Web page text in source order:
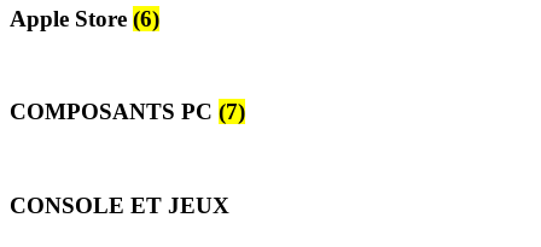
Apple Store (6)
COMPOSANTS PC (7)
CONSOLE ET JEUX